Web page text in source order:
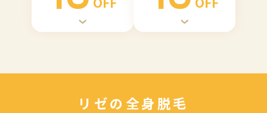
リゼの全身脱毛